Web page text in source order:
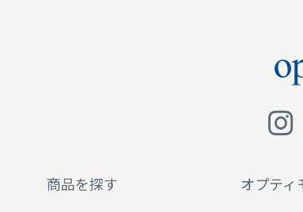
商品を探す オプティ